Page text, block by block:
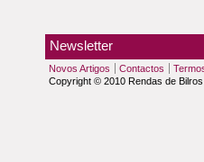
Newsletter
Novos Artigos Contactos
Copyright © 2010 Rendas de